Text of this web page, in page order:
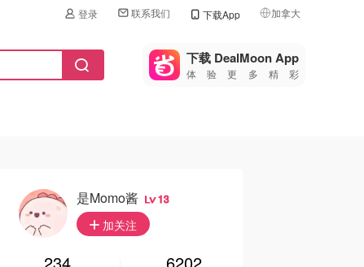
登录 联系我们 下载App 加拿大
🇺🇸
美国
🇨🇳中国
🇮🇹
下载 DealMoon App
体验更多精彩
是momo酱 13
加关注